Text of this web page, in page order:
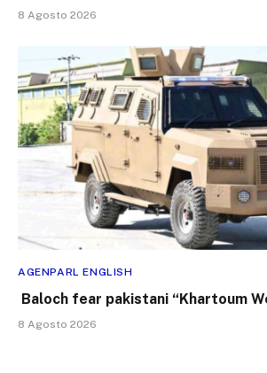
8 Agosto 2026
AGENPARL ENGLISH
Baloch fear pakistani “Khartoum
8 Agosto 2026